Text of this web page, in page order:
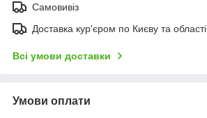
Самовивіз
Доставка кур'єром по Києву та області
Всі умови доставки
Умови оплати